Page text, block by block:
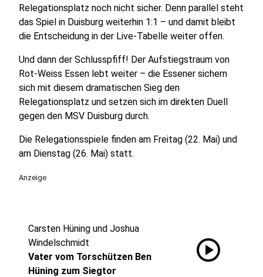
Relegationsplatz noch nicht sicher. Denn parallel steht
das Spiel in Duisburg weiterhin 1:1 – und damit bleibt
die Entscheidung in der Live-Tabelle weiter offen.
Und dann der Schlusspfiff! Der Aufstiegstraum von
Rot-Weiss Essen lebt weiter – die Essener sichern
sich mit diesem dramatischen Sieg den
Relegationsplatz und setzen sich im direkten Duell
gegen den MSV Duisburg durch.
Die Relegationsspiele finden am Freitag (22. Mai) und
am Dienstag (26. Mai) statt.
Anzeige
Carsten Hüning und Joshua
Windelschmidt
Vater vom Torschützen Ben
Hüning zum Siegtor
play_circle